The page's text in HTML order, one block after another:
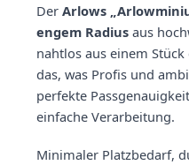
Der Arlows
engem Radius aus
nahtlos aus einem
das, was Profis und
perfekte
einfache Verarbeitung.
Minimaler Platzbedarf,